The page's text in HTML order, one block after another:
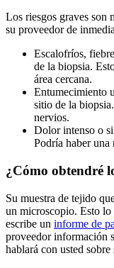
Los riesgos graves son
su proveedor de
Escalofríos,
de la biopsia.
área cercana.
Entumecimiento
sitio de la
nervios.
Dolor intenso o si
Podría haber una
¿Cómo obtendré
Su muestra de tejido
un microscopio. Esto
escribe un informe de
proveedor información
hablará con usted sobre